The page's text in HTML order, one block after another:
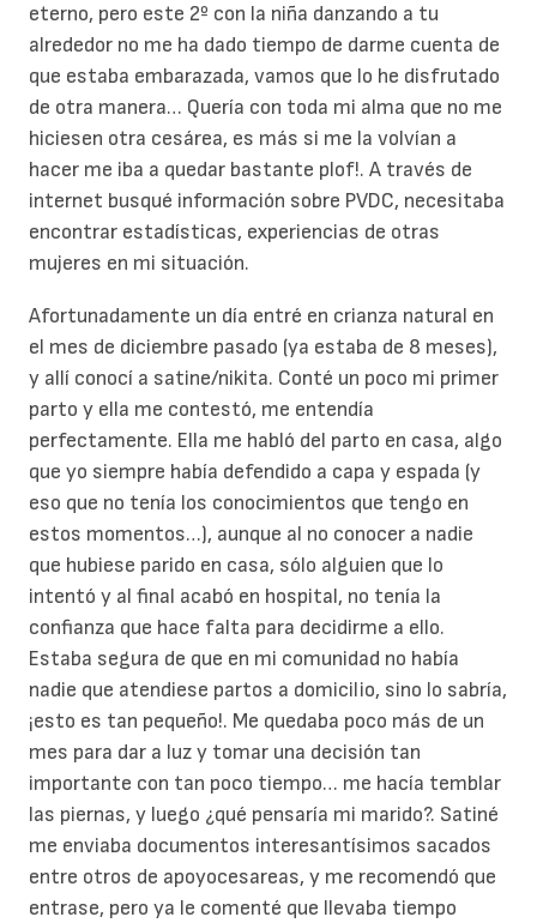
eterno, pero este 2º con la niña danzando a tu
alrededor no me ha dado tiempo de darme cuenta de
que estaba embarazada, vamos que lo he disfrutado
de otra manera… Quería con toda mi alma que no me
hiciesen otra cesárea, es más si me la volvían a
hacer me iba a quedar bastante plof!. A través de
internet busqué información sobre PVDC, necesitaba
encontrar estadísticas, experiencias de otras
mujeres en mi situación.
Afortunadamente un día entré en crianza natural en
el mes de diciembre pasado (ya estaba de 8 meses),
y allí conocí a satine/nikita. Conté un poco mi primer
parto y ella me contestó, me entendía
perfectamente. Ella me habló del parto en casa, algo
que yo siempre había defendido a capa y espada (y
eso que no tenía los conocimientos que tengo en
estos momentos…), aunque al no conocer a nadie
que hubiese parido en casa, sólo alguien que lo
intentó y al final acabó en hospital, no tenía la
confianza que hace falta para decidirme a ello.
Estaba segura de que en mi comunidad no había
nadie que atendiese partos a domicilio, sino lo sabría,
¡esto es tan pequeño!. Me quedaba poco más de un
mes para dar a luz y tomar una decisión tan
importante con tan poco tiempo… me hacía temblar
las piernas, y luego ¿qué pensaría mi marido?. Satiné
me enviaba documentos interesantísimos sacados
entre otros de apoyocesareas, y me recomendó que
entrase, pero ya le comenté que llevaba tiempo